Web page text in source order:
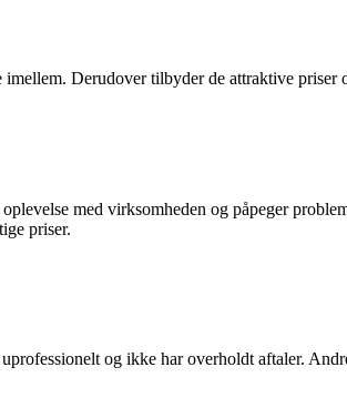
Derudover tilbyder de attraktive priser
med virksomheden og påpeger
priser.
og ikke har overholdt aftaler.